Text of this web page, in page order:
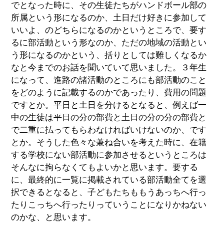
でとなった時に、その生徒たちがハンドボール部の
所属という形になるのか、土日だけ好きに参加して
いいよ、のどちらになるのかというところで、要す
るに部活動という形なのか、ただの地域の活動とい
う形になるのかという、括りとしては難しくなるか
なと今までのお話を聞いていて思いました。３年生
になって、進路の諸活動のところにも部活動のこと
をどのように記載するのかであったり、費用の問題
ですとか。平日と土日を分けるとなると、例えば一
中の生徒は平日の分の部費と土日の分の分の部費と
で二重に払ってもらわなければいけないのか、です
とか。そうした色々な兼ね合いを考えた時に、在籍
する学校にない部活動に参加させるというところは
そんなに拘らなくてもよいかと思います。要する
に、最終的に一覧に掲載されている部活動全てを選
択できるとなると、子どもたちももうあっちへ行っ
たりこっちへ行ったりっていうことになりかねない
のかな、と思います。